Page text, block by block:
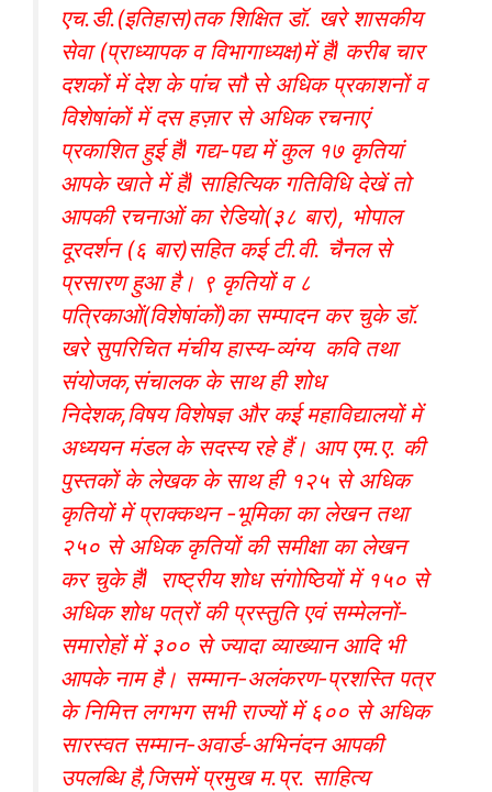
एच.डी.(इतिहास)तक शिक्षित डॉ. खरे शासकीय
सेवा (प्राध्यापक व विभागाध्यक्ष)में हैंl करीब चार
दशकों में देश के पांच सौ से अधिक प्रकाशनों व
विशेषांकों में दस हज़ार से अधिक रचनाएं
प्रकाशित हुई हैंl गद्य-पद्य में कुल १७ कृतियां
आपके खाते में हैंl साहित्यिक गतिविधि देखें तो
आपकी रचनाओं का रेडियो(३८ बार), भोपाल
दूरदर्शन (६ बार)सहित कई टी.वी. चैनल से
प्रसारण हुआ है। ९ कृतियों व ८
पत्रिकाओं(विशेषांकों)का सम्पादन कर चुके डॉ.
खरे सुपरिचित मंचीय हास्य-व्यंग्य कवि तथा
संयोजक,संचालक के साथ ही शोध
निदेशक,विषय विशेषज्ञ और कई महाविद्यालयों में
अध्ययन मंडल के सदस्य रहे हैं। आप एम.ए. की
पुस्तकों के लेखक के साथ ही १२५ से अधिक
कृतियों में प्राक्कथन -भूमिका का लेखन तथा
२५० से अधिक कृतियों की समीक्षा का लेखन
कर चुके हैंl राष्ट्रीय शोध संगोष्ठियों में १५० से
अधिक शोध पत्रों की प्रस्तुति एवं सम्मेलनों-
समारोहों में ३०० से ज्यादा व्याख्यान आदि भी
आपके नाम है। सम्मान-अलंकरण-प्रशस्ति पत्र
के निमित्त लगभग सभी राज्यों में ६०० से अधिक
सारस्वत सम्मान-अवार्ड-अभिनंदन आपकी
उपलब्धि है,जिसमें प्रमुख म.प्र. साहित्य